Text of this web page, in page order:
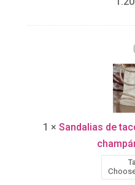
i
r
á
t
l
i
1 × Sandalias de